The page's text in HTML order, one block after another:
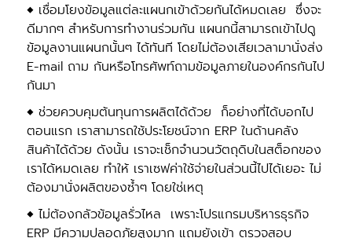
◆เชื่อมโยงข้อมูลแต่ละแผนกเข้าด้วยกันได้หมดเลย ซึ่งจะ
ดีมากๆ สําหรับการทํางานร่วมกัน แผนกนี้สามารถเข้าไปดู
ข้อมูลงานแผนกนั้นๆ ได้ทันที โดยไม่ต้องเสียเวลามานั่งส่ง
E-mail ถาม กันหรือโทรศัพท์ถามข้อมูลภายในองค์กรกันไป
กันมา
◆ช่วยควบคุมต้นทุนการผลิตได้ด้วย ก็อย่างที่ได้บอกไป
ตอนแรก เราสามารถใช้ประโยชน์จาก ERP ในด้านคลัง
สินค้าได้ด้วย ดังนั้น เราจะเช็กจํานวนวัตถุดิบในสต็อกของ
เราได้หมดเลย ทําให้ เราเซฟค่าใช้จ่ายในส่วนนี้ไปได้เยอะ ไม่
ต้องมานั่งผลิตของซํ้าๆ โดยใช่เหตุ
◆ไม่ต้องกลัวข้อมูลรั่วไหล เพราะโปรแกรมบริหารธุรกิจ
ERP มีความปลอดภัยสูงมาก แถมยังเข้า ตรวจสอบ